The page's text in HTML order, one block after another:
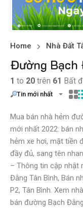
Home Nhà Đất
Đường Bạch
1 to 20 trên 61 Bất
Tin mới nhất
Mua bán nhà hẻm
mới nhất 2022: bán
hẻm xe hơi, mặt tiền
đầy đủ, sang tên
– Thông tin cập nhật
Đằng Tân Bình, Bán
P2, Tân Bình. Xem
bán đường Bạch